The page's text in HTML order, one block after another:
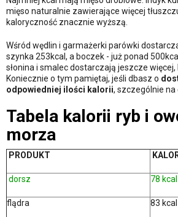
mięso naturalnie zawierające więcej
kaloryczność znacznie wyższą.
Wśród wędlin i garmażerki parówki
szynka 253kcal, a boczek - już ponad
słonina i smalec dostarczają jeszcze więcej,
Koniecznie o tym pamiętaj, jeśli dbasz o
odpowiedniej ilości kalorii, szczególnie na
Tabela kalorii ryb i
morza
PRODUKT
dorsz 78 kcal
flądra 83 kcal